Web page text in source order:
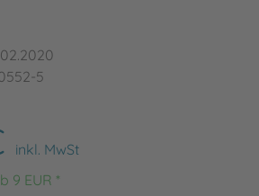
5
inkl. MwSt
9 EUR *